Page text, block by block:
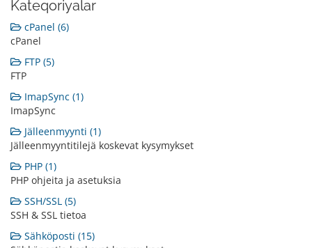
Kateqoriyalar
cPanel (6)
cPanel
FTP (5)
FTP
ImapSync (1)
ImapSync
Jälleenmyynti (1)
Jälleenmyyntitilejä koskevat kysymykset
PHP (1)
PHP ohjeita ja asetuksia
SSH/SSL (5)
SSH & SSL tietoa
Sähköposti (15)